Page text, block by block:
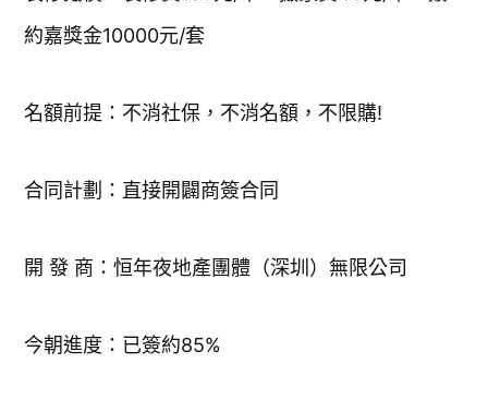
約嘉獎金10000元/套
名額前提：不消社保，不消名額，不限購!
合同計劃：直接開闢商簽合同
開 發 商：恒年夜地產團體（深圳）無限公司
今朝進度：已簽約85%